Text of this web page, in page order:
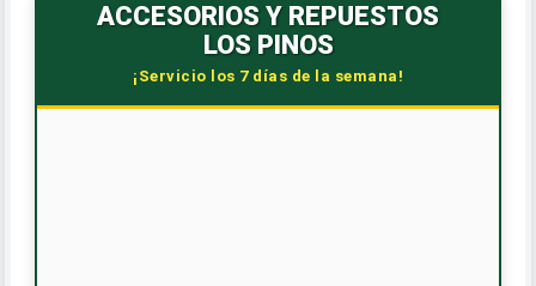
ACCESORIOS Y REPUESTOS
LOS PINOS
¡Servicio los 7 días de la semana!